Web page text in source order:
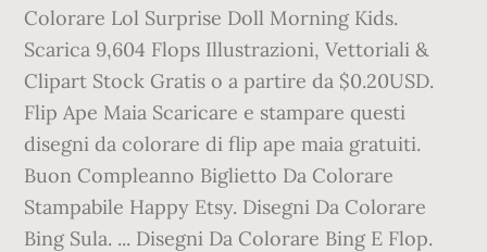
Colorare Lol Surprise Doll Morning Kids.
Scarica 9,604 Flops Illustrazioni, Vettoriali &
Clipart Stock Gratis o a partire da $0.20USD.
Flip Ape Maia Scaricare e stampare questi
disegni da colorare di flip ape maia gratuiti.
Buon Compleanno Biglietto Da Colorare
Stampabile Happy Etsy. Disegni Da Colorare
Bing Sula. ... Disegni Da Colorare Bing E Flop.